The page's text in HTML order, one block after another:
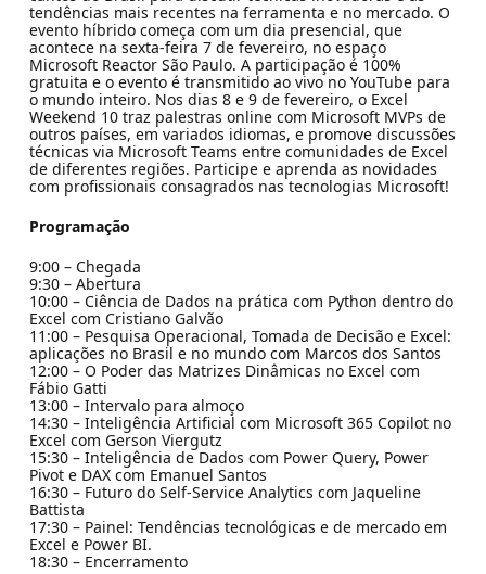
tendências mais recentes na ferramenta e no mercado. O
evento híbrido começa com um dia presencial, que
acontece na sexta-feira 7 de fevereiro, no espaço
Microsoft Reactor São Paulo. A participação é 100%
gratuita e o evento é transmitido ao vivo no YouTube para
o mundo inteiro. Nos dias 8 e 9 de fevereiro, o Excel
Weekend 10 traz palestras online com Microsoft MVPs de
outros países, em variados idiomas, e promove discussões
técnicas via Microsoft Teams entre comunidades de Excel
de diferentes regiões. Participe e aprenda as novidades
com profissionais consagrados nas tecnologias Microsoft!
Programação
9:00 – Chegada
9:30 – Abertura
10:00 – Ciência de Dados na prática com Python dentro do
Excel com Cristiano Galvão
11:00 – Pesquisa Operacional, Tomada de Decisão e Excel:
aplicações no Brasil e no mundo com Marcos dos Santos
12:00 – O Poder das Matrizes Dinâmicas no Excel com
Fábio Gatti
13:00 – Intervalo para almoço
14:30 – Inteligência Artificial com Microsoft 365 Copilot no
Excel com Gerson Viergutz
15:30 – Inteligência de Dados com Power Query, Power
Pivot e DAX com Emanuel Santos
16:30 – Futuro do Self-Service Analytics com Jaqueline
Battista
17:30 – Painel: Tendências tecnológicas e de mercado em
Excel e Power BI.
18:30 – Encerramento